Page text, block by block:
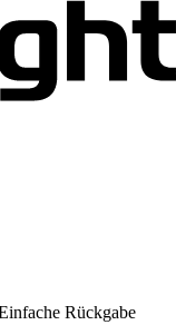
Rückgabe